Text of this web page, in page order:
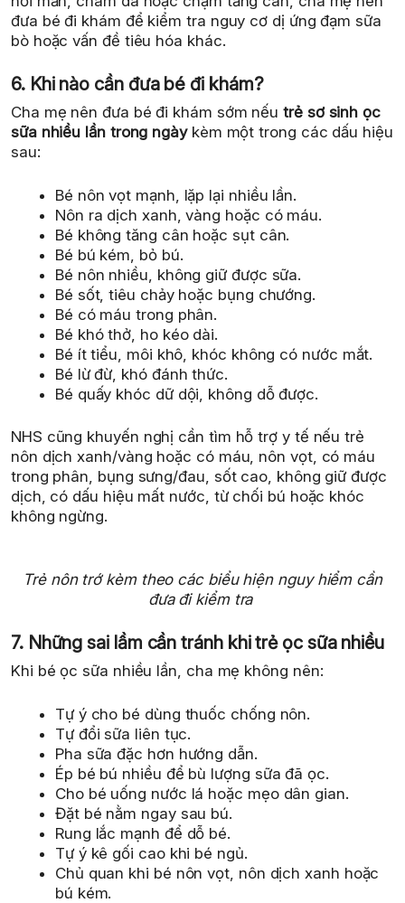
đưa bé đi khám để kiểm tra nguy cơ dị ứng đạm sữa
bò hoặc vấn đề tiêu hóa khác.
6. Khi nào cần đưa bé đi khám?
Cha mẹ nên đưa bé đi khám sớm nếutrẻ sơ sinh ọc
sữa nhiều lần trong ngàykèm một trong các dấu hiệu
sau:
Bé nôn vọt mạnh, lặp lại nhiều lần.
Nôn ra dịch xanh, vàng hoặc có máu.
Bé không tăng cân hoặc sụt cân.
Bé bú kém, bỏ bú.
Bé nôn nhiều, không giữ được sữa.
Bé sốt, tiêu chảy hoặc bụng chướng.
Bé có máu trong phân.
Bé khó thở, ho kéo dài.
Bé ít tiểu, môi khô, khóc không có nước mắt.
Bé lừ đừ, khó đánh thức.
Bé quấy khóc dữ dội, không dỗ được.
NHS cũng khuyến nghị cần tìm hỗ trợ y tế nếu trẻ
nôn dịch xanh/vàng hoặc có máu, nôn vọt, có máu
trong phân, bụng sưng/đau, sốt cao, không giữ được
dịch, có dấu hiệu mất nước, từ chối bú hoặc khóc
không ngừng.
Trẻ nôn trớ kèm theo các biểu hiện nguy hiểm cần
đưa đi kiểm tra
7. Những sai lầm cần tránh khi trẻ ọc sữa nhiều
Khi bé ọc sữa nhiều lần, cha mẹ không nên:
Tự ý cho bé dùng thuốc chống nôn.
Tự đổi sữa liên tục.
Pha sữa đặc hơn hướng dẫn.
Ép bé bú nhiều để bù lượng sữa đã ọc.
Cho bé uống nước lá hoặc mẹo dân gian.
Đặt bé nằm ngay sau bú.
Rung lắc mạnh để dỗ bé.
Tự ý kê gối cao khi bé ngủ.
Chủ quan khi bé nôn vọt, nôn dịch xanh hoặc
bú kém.